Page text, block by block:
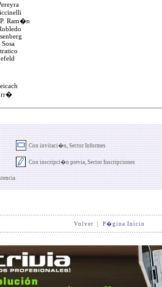
Ram�n
Con invitaci�n, Sector Informes
Con inscripci�n previa, Sector Inscripciones
Volver P�gina Inicio